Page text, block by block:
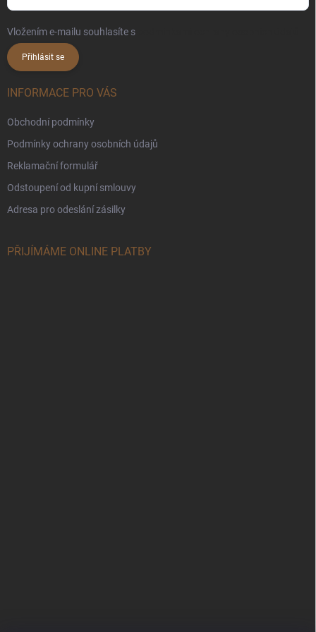
Vložením e-mailu souhlasíte s
Přihlásit se
INFORMACE PRO VÁS
Obchodní podmínky
Podmínky ochrany osobních údajů
Reklamační formulář
Odstoupení od kupní smlouvy
Adresa pro odeslání zásilky
PŘIJÍMÁME ONLINE PLATBY